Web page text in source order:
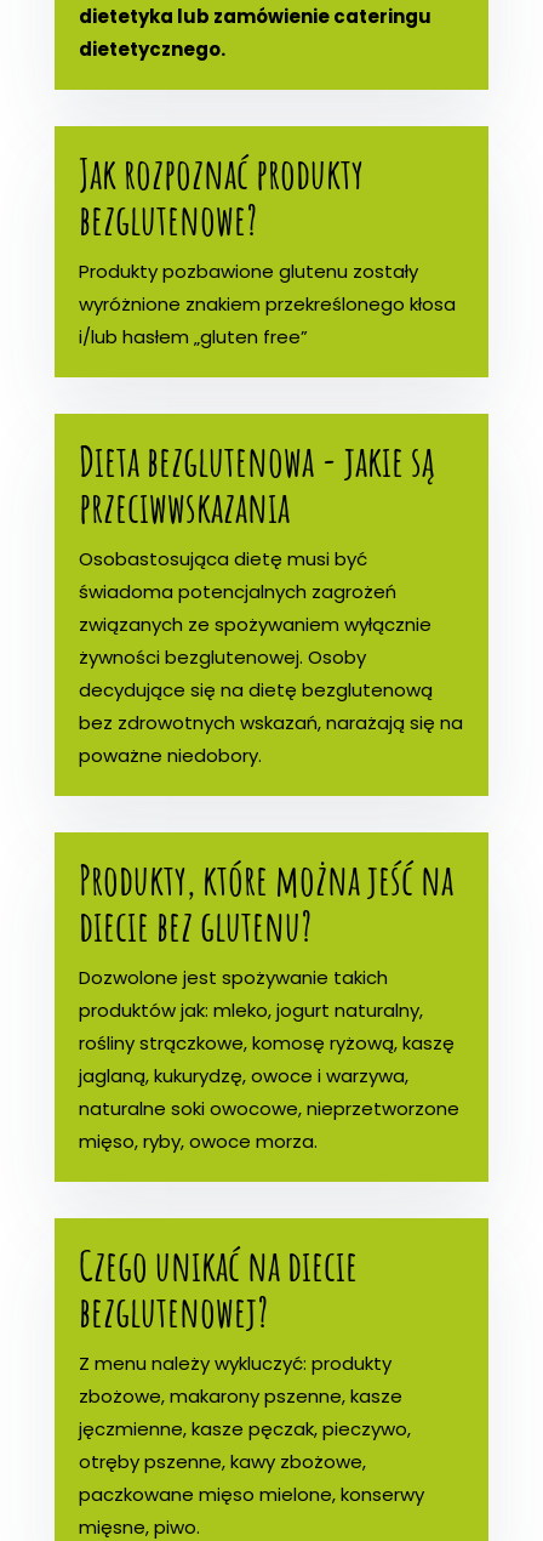
dietetyka lub zamówienie cateringu
dietetycznego.
Jak rozpoznać produkty
bezglutenowe?
Produkty pozbawione glutenu zostały
wyróżnione znakiem przekreślonego kłosa
i/lub hasłem „gluten free”
Dieta bezglutenowa - jakie są
przeciwwskazania
Osobastosująca dietę musi być
świadoma potencjalnych zagrożeń
związanych ze spożywaniem wyłącznie
żywności bezglutenowej. Osoby
decydujące się na dietę bezglutenową
bez zdrowotnych wskazań, narażają się na
poważne niedobory.
Produkty, które można jeść na
diecie bez glutenu?
Dozwolone jest spożywanie takich
produktów jak: mleko, jogurt naturalny,
rośliny strączkowe, komosę ryżową, kaszę
jaglaną, kukurydzę, owoce i warzywa,
naturalne soki owocowe, nieprzetworzone
mięso, ryby, owoce morza.
Czego unikać na diecie
bezglutenowej?
Z menu należy wykluczyć: produkty
zbożowe, makarony pszenne, kasze
jęczmienne, kasze pęczak, pieczywo,
otręby pszenne, kawy zbożowe,
paczkowane mięso mielone, konserwy
mięsne, piwo.